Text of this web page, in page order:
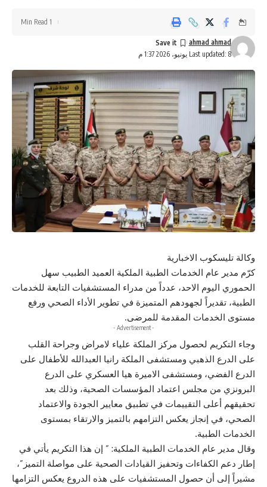
Last updated: 8 يونيو، 2026 1:37 م
ahmad ahmad
1 Min Read
وكالة تليسكوب الاخبارية
كرّم مدير عام الخدمات الطبية الملكية العميد الطبيب سهل
الحموري اليوم الاحد، عدداً من مدراء المستشفيات التابعة للخدمات
الطبية، تقديراً لجهودهم المتميزة في تطوير الأداء الصحي ورفع
مستوى الخدمات المقدمة للمرضى.
- Advertisement -
وجاء التكريم لحصول مركز الملكة علياء لامراض وجراحة القلب
على الدرع الذهبي ومستشفى الملكة رانيا العبدالله للأطفال على
الدرع الفضي، ومستشفى الاميرة هيا العسكري على الدرع
البرونزي من مجلس اعتماد المؤسسات الصحية، وذلك بعد
تحقيقهم أعلى التقييمات في تطبيق معايير الجودة والاعتماد
الصحي، في إنجاز يعكس التزامهم بالتميز والارتقاء بمستوى
الخدمات الطبية.
وقال مدير عام الخدمات الطبية الملكية: ” إن هذا التكريم يأتي في
إطار دعم الكفاءات وتحفيز القيادات الصحية على مواصلة التميز”،
مشيراً إلى أن حصول المستشفيات على هذه الدروع يعكس التزامها